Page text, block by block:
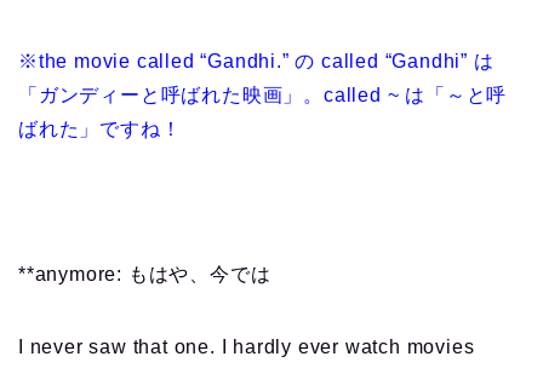
※the movie called “Gandhi.” の called “Gandhi” は
「ガンディーと呼ばれた映画」。called ~ は「～と呼
ばれた」ですね！
**anymore: もはや、今では
I never saw that one. I hardly ever watch movies